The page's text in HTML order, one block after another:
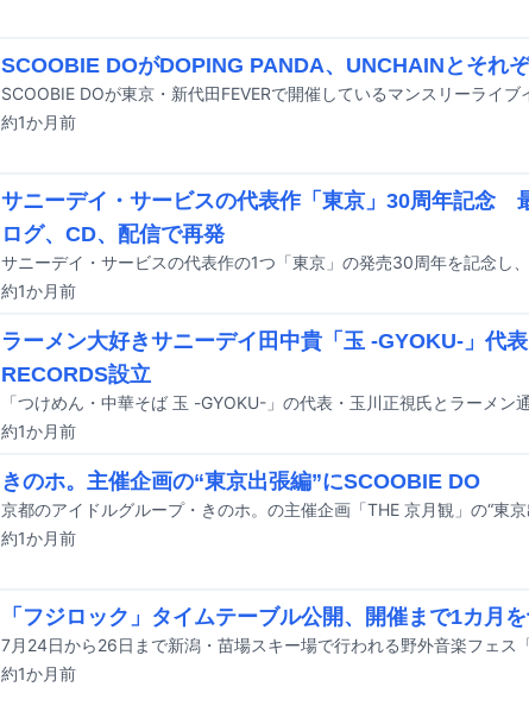
SCOOBIE DOがDOPING PANDA、UNCHAINとそれ
約1か月前
サニーデイ・サービスの代表作「東京」30周年記念
ログ、CD、配信で再発
約1か月前
ラーメン大好きサニーデイ田中貴「玉 -GYOKU-」代
RECORDS設立
約1か月前
きのホ。主催企画の“東京出張編”にSCOOBIE DO
約1か月前
「フジロック」タイムテーブル公開、開催まで1カ月
約1か月前